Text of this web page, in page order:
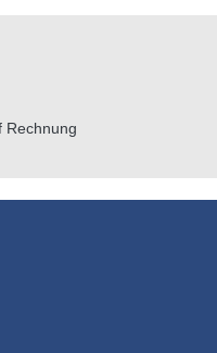
Rechnung